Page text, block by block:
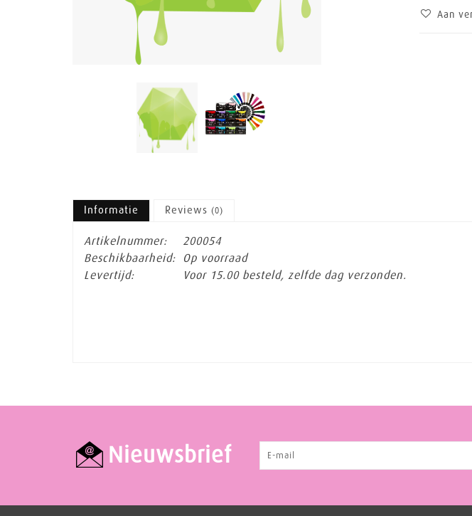
Aan
Informatie Reviews (0)
Artikelnummer:
200054
Beschikbaarheid:
Op voorraad
Levertijd:
Voor 15.00 besteld, zelfde dag verzonden.
Nieuwsbrief